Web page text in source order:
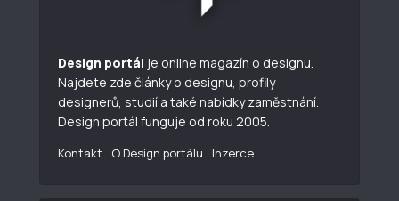
Design portál je online magazín o designu.
Najdete zde články o designu, profily
designerů, studií a také nabídky zaměstnání.
Design portál funguje od roku 2005.
Kontakt O Design portálu Inzerce